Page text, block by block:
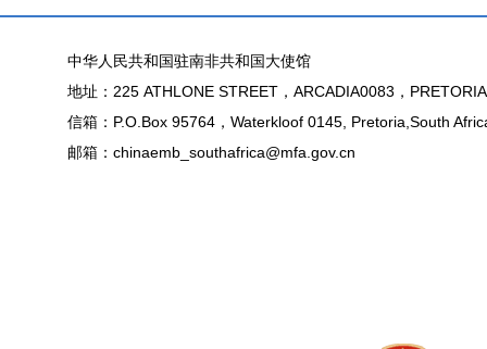
中华人民共和国驻南非共和国大使馆
地址：225 ATHLONE STREET，ARCADIA0083，
信箱：P.O.Box 95764，Waterkloof 0145, Pretoria,South
邮箱：chinaemb_southafrica@mfa.gov.cn